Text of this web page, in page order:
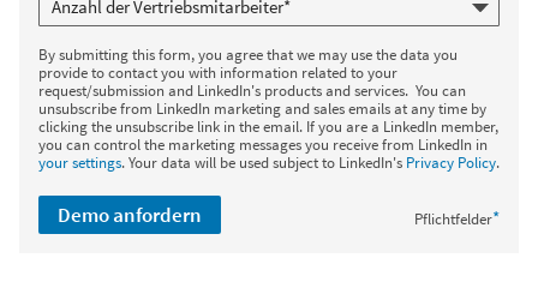
By submitting this form, you agree that we may use the data you
provide to contact you with information related to your
request/submission and LinkedIn's products and services. You can
unsubscribe from LinkedIn marketing and sales emails at any time by
clicking the unsubscribe link in the email. If you are a LinkedIn member,
you can control the marketing messages you receive from LinkedIn in
your settings. Your data will be used subject to LinkedIn's Privacy Policy.
Pflichtfelder*
Demo anfordern